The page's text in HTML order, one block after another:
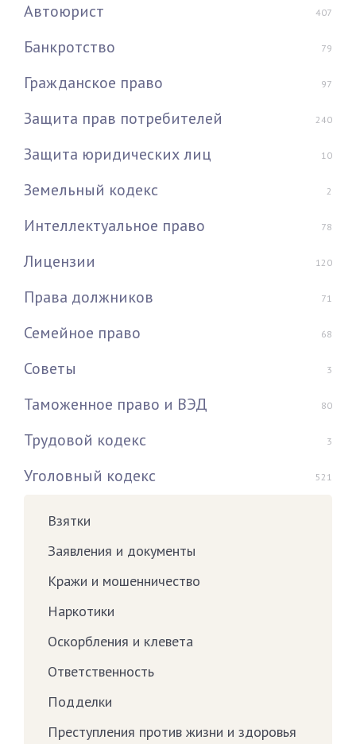
Автоюрист 407
Банкротство 79
Гражданское право 97
Защита прав потребителей 240
Защита юридических лиц 10
Земельный кодекс 2
Интеллектуальное право 78
Лицензии 120
Права должников 71
Семейное право 68
Советы 3
Таможенное право и ВЭД 80
Трудовой кодекс 3
Уголовный кодекс 521
Взятки
Заявления и документы
Кражи и мошенничество
Наркотики
Оскорбления и клевета
Ответственность
Подделки
Преступления против жизни и здоровья